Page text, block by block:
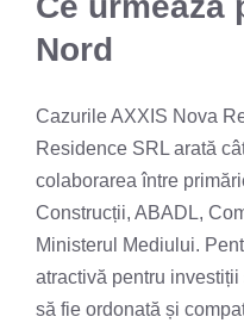
Nord
Cazurile AXXIS Nova
Residence SRL arată
colaborarea între
Construcții, ABADL,
Ministerul Mediului.
atractivă pentru
să fie ordonată și